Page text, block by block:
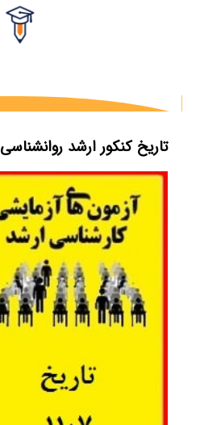
تاریخ کنکور ارشد روانشناسی ۱۴۰۰